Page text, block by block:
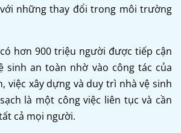
những thay đổi trong môi trường
hơn 900 triệu người được tiếp cận
sinh an toàn nhờ vào công tác của
việc xây dựng và duy trì nhà vệ sinh
là một công việc liên tục và cần
cả mọi người.